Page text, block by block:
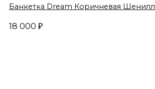
Банкетка Dream Коричневая Шенилл
18 000 ₽